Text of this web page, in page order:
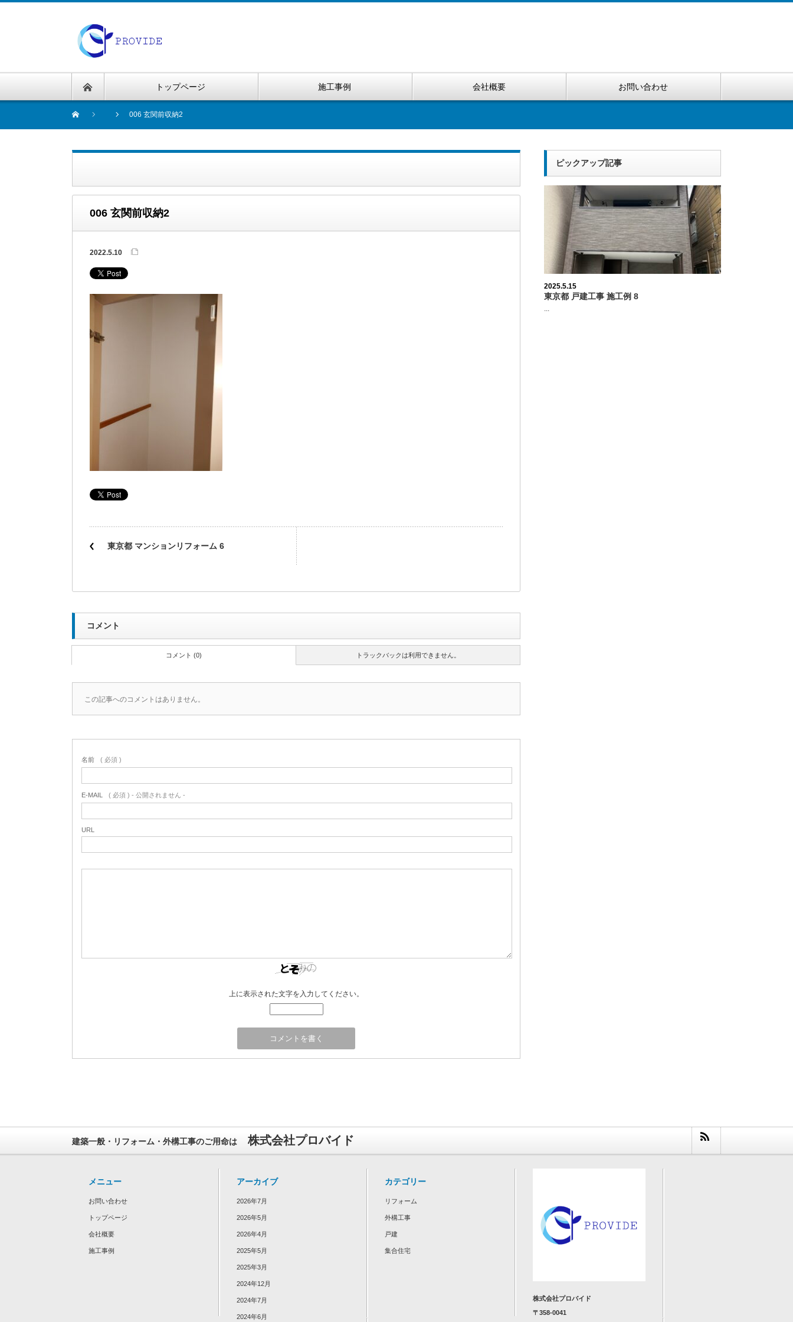
トップページ 施工事例 会社概要 お問い合わせ
006 玄関前収納2
006 玄関前収納2
2022.5.10
東京都 マンションリフォーム 6
コメント
トラックバックは利用できません。
コメント (0)
この記事へのコメントはありません。
名前 ( 必須 )
E-MAIL ( 必須 ) - 公開されません -
URL
上に表示された文字を入力してください。
ピックアップ記事
2025.5.15
東京都 戸建工事 施工例 8
...
建築一般・リフォーム・外構工事のご用命は 株式会社プロバイド
メニュー
お問い合わせ
トップページ
会社概要
施工事例
アーカイブ
2026年7月
2026年5月
2026年4月
2025年5月
2025年3月
2024年12月
2024年7月
2024年6月
カテゴリー
リフォーム
外構工事
戸建
集合住宅
株式会社プロバイド
〒358-0041